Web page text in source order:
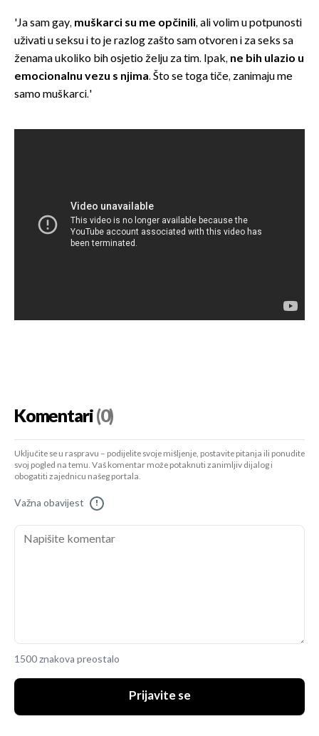
'Ja sam gay, muškarci su me opčinili, ali volim u potpunosti
uživati u seksu i to je razlog zašto sam otvoren i za seks sa
ženama ukoliko bih osjetio želju za tim. Ipak, ne bih ulazio u
emocionalnu vezu s njima. Što se toga tiče, zanimaju me
samo muškarci.'
Komentari(0)
Uključite se u raspravu – podijelite svoje mišljenje, postavite pitanja ili ponudite
svoj pogled na temu. Vaš komentar može potaknuti zanimljiv dijalog i
obogatiti zajednicu našeg portala.
Važna obavijest !
1500 znakova preostalo
Prijavite se